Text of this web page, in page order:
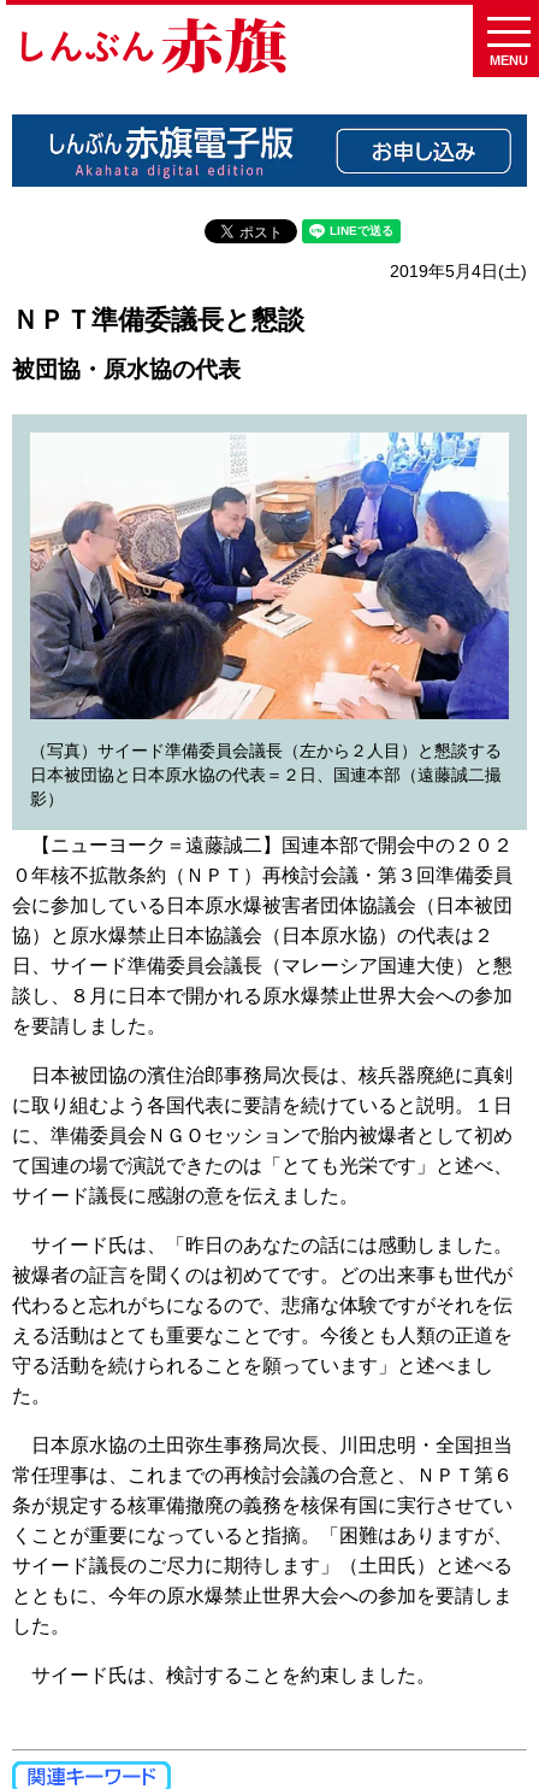
MENU
2019年5月4日(土)
ＮＰＴ準備委議長と懇談
被団協・原水協の代表
（写真）サイード準備委員会議長（左から２人目）と懇談する
日本被団協と日本原水協の代表＝２日、国連本部（遠藤誠二撮
影）
【ニューヨーク＝遠藤誠二】国連本部で開会中の２０２
０年核不拡散条約（ＮＰＴ）再検討会議・第３回準備委員
会に参加している日本原水爆被害者団体協議会（日本被団
協）と原水爆禁止日本協議会（日本原水協）の代表は２
日、サイード準備委員会議長（マレーシア国連大使）と懇
談し、８月に日本で開かれる原水爆禁止世界大会への参加
を要請しました。
日本被団協の濱住治郎事務局次長は、核兵器廃絶に真剣
に取り組むよう各国代表に要請を続けていると説明。１日
に、準備委員会ＮＧＯセッションで胎内被爆者として初め
て国連の場で演説できたのは「とても光栄です」と述べ、
サイード議長に感謝の意を伝えました。
サイード氏は、「昨日のあなたの話には感動しました。
被爆者の証言を聞くのは初めてです。どの出来事も世代が
代わると忘れがちになるので、悲痛な体験ですがそれを伝
える活動はとても重要なことです。今後とも人類の正道を
守る活動を続けられることを願っています」と述べまし
た。
日本原水協の土田弥生事務局次長、川田忠明・全国担当
常任理事は、これまでの再検討会議の合意と、ＮＰＴ第６
条が規定する核軍備撤廃の義務を核保有国に実行させてい
くことが重要になっていると指摘。「困難はありますが、
サイード議長のご尽力に期待します」（土田氏）と述べる
とともに、今年の原水爆禁止世界大会への参加を要請しま
した。
サイード氏は、検討することを約束しました。